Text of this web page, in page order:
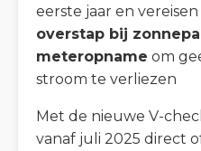
eerste jaar en vereisen
overstap bij
meteropname om
stroom te verliezen
Met de nieuwe V-
vanaf juli 2025 direct